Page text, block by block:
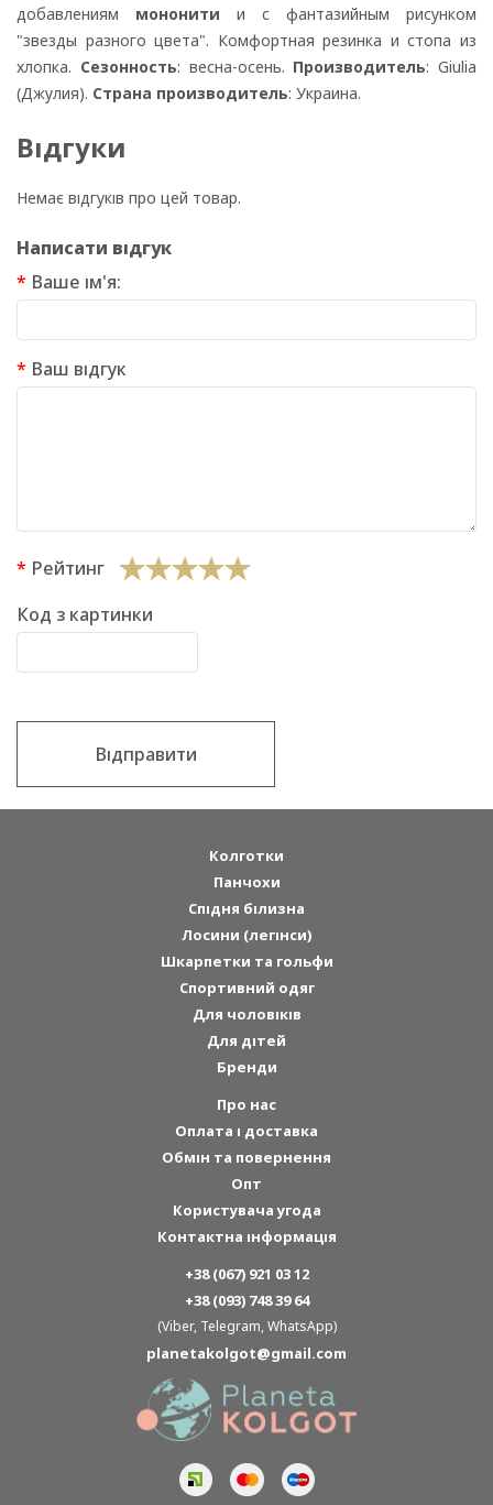
добавлениям мононити и с фантазийным рисунком
"звезды разного цвета". Комфортная резинка и стопа из
хлопка. Сезонность: весна-осень. Производитель: Giulia
(Джулия). Страна производитель: Украина.
Відгуки
Немає відгуків про цей товар.
Написати відгук
Ваше ім'я:
Ваш відгук
Рейтинг
Код з картинки
Відправити
Колготки
Панчохи
Спідня білизна
Лосини (легінси)
Шкарпетки та гольфи
Спортивний одяг
Для чоловіків
Для дітей
Бренди
Про нас
Оплата і доставка
Обмін та повернення
Опт
Користувача угода
Контактна інформація
+38 (067) 921 03 12
+38 (093) 748 39 64
(Viber, Telegram, WhatsApp)
planetakolgot@gmail.com